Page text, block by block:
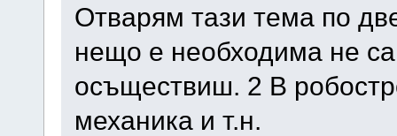
Отварям тази тема по
нещо е необходима не
осъществиш. 2 В
механика и т.н.